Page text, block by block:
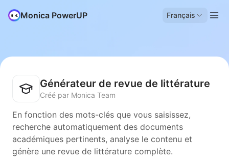
Monica PowerUP Français
Générateur de revue de littérature
Créé par Monica Team
En fonction des mots-clés que vous saisissez,
recherche automatiquement des documents
académiques pertinents, analyse le contenu et
génère une revue de littérature complète.